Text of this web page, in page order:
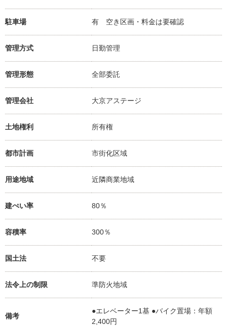
駐車場 有 空き区画・料金は要確認
管理方式 日勤管理
管理形態 全部委託
管理会社 大京アステージ
土地権利 所有権
都市計画 市街化区域
用途地域 近隣商業地域
建ぺい率 80％
容積率 300％
国土法 不要
法令上の制限 準防火地域
備考
●エレベーター1基 ●バイク置場：年額
2,400円